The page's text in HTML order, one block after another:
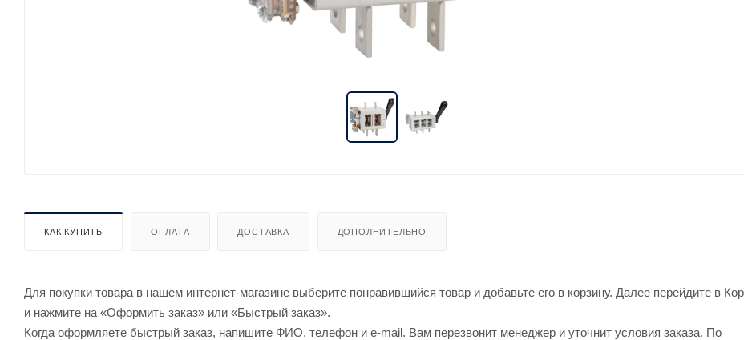
КАК КУПИТЬ ОПЛАТА ДОСТАВКА ДОПОЛНИТЕЛЬНО
Для покупки товара в нашем интернет-магазине выберите понравившийся товар и добавьте его в корзину. Далее перейдите в
и нажмите на «Оформить заказ» или «Быстрый заказ».
Когда оформляете быстрый заказ, напишите ФИО, телефон и e-mail. Вам перезвонит менеджер и уточнит условия заказа. По